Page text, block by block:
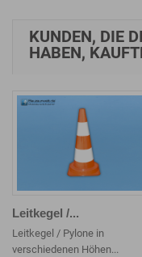
KUNDEN, DIE
HABEN,
Leitkegel /...
Leitkegel / Pylone in
verschiedenen Höhen...